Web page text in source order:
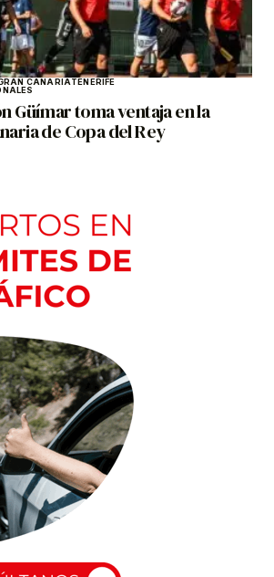
CANARIATENERIFE
Güímar toma ventaja en la
de Copa del Rey